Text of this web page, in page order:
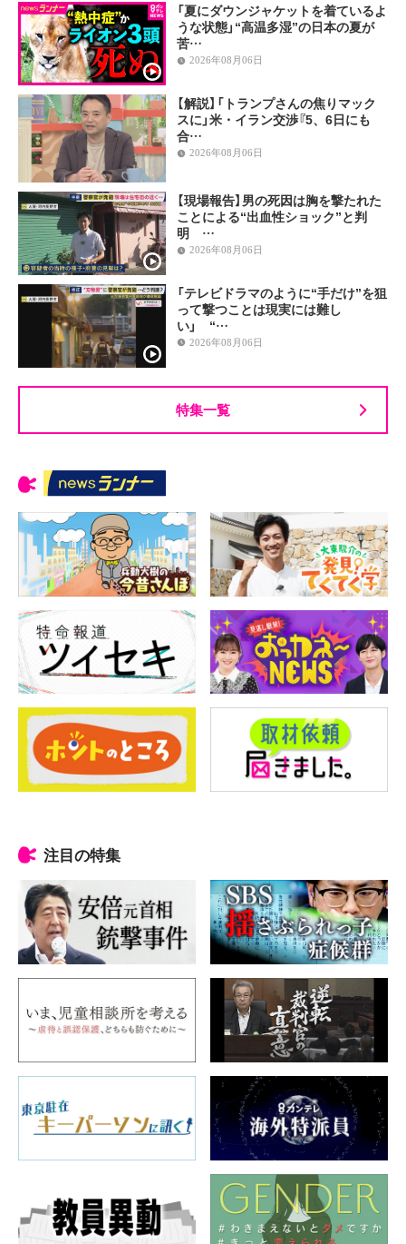
「夏にダウンジャケットを着ているよ
うな状態」“高温多湿”の日本の夏が
苦…
2026年08月06日
【解説】「トランプさんの焦りマック
スに」米・イラン交渉『5、6日にも
合…
2026年08月06日
【現場報告】男の死因は胸を撃たれた
ことによる“出血性ショック”と判
明 …
2026年08月06日
「テレビドラマのように“手だけ”を狙
って撃つことは現実には難し
い」 “…
2026年08月06日
特集一覧
注目の特集